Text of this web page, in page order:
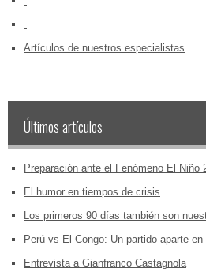
Artículos de nuestros especialistas
Últimos artículos
Preparación ante el Fenómeno El Niño
El humor en tiempos de crisis
Los primeros 90 días también son
Perú vs El Congo: Un partido aparte
Entrevista a Gianfranco Castagnola